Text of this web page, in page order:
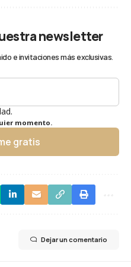
newsletter
e invitaciones más exclusivas.
momento.
gratis
Dejar un comentario